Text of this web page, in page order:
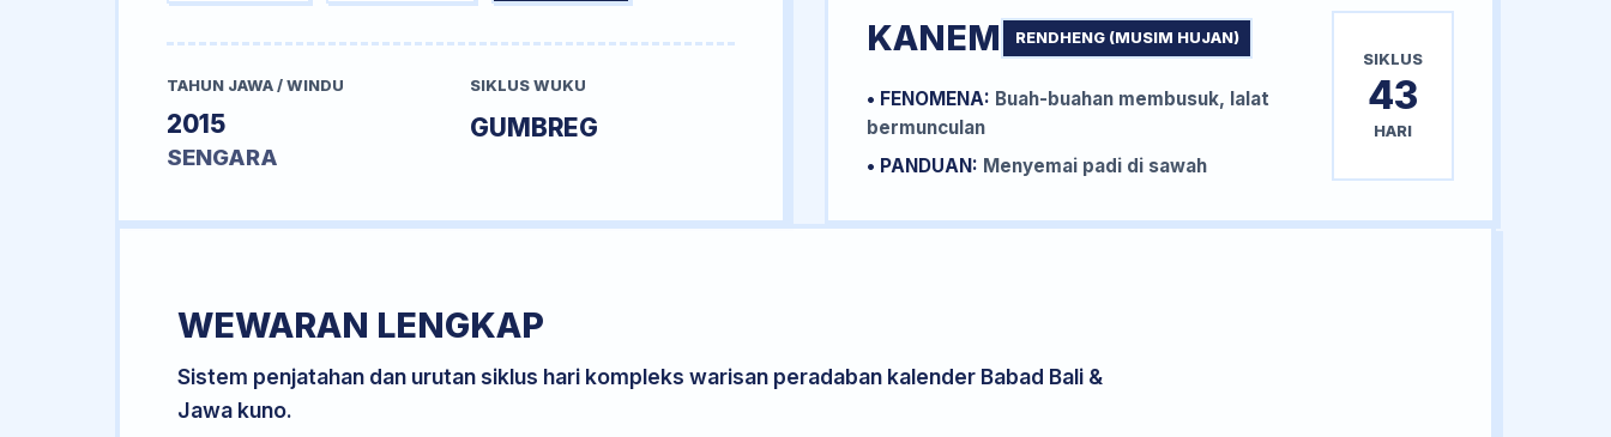
TAHUN JAWA / WINDU
2015
SENGARA
SIKLUS WUKU
GUMBREG
KANEM RENDHENG (MUSIM HUJAN)
• FENOMENA: Buah-buahan membusuk, lalat
bermunculan
• PANDUAN: Menyemai padi di sawah
SIKLUS
43
HARI
WEWARAN LENGKAP
Sistem penjatahan dan urutan siklus hari kompleks warisan peradaban kalender Babad Bali &
Jawa kuno.